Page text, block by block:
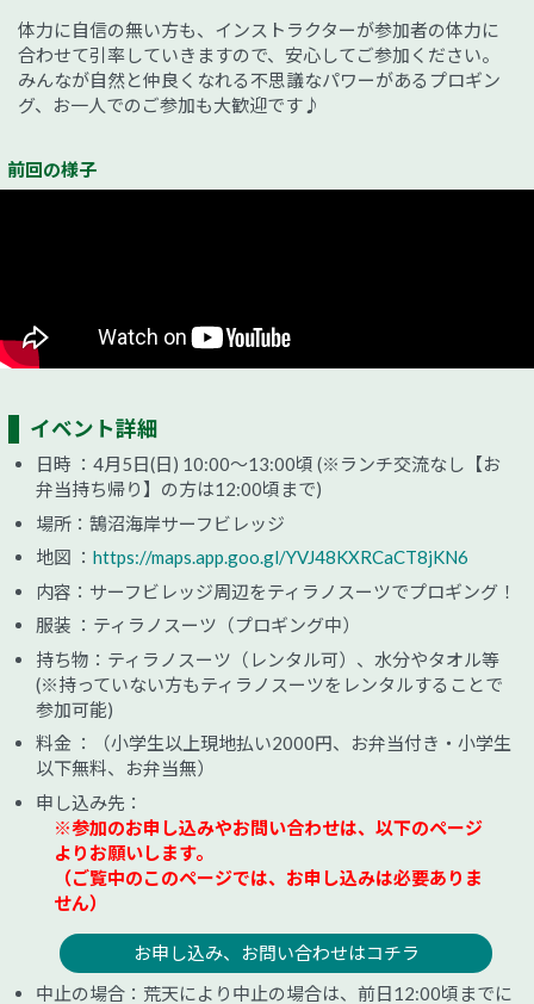
体力に自信の無い方も、インストラクターが参加者の体力に
合わせて引率していきますので、安心してご参加ください。
みんなが自然と仲良くなれる不思議なパワーがあるプロギン
グ、お一人でのご参加も大歓迎です♪
前回の様子
イベント詳細
日時 ：4月5日(日) 10:00～13:00頃 (※ランチ交流なし【お
弁当持ち帰り】の方は12:00頃まで)
場所：鵠沼海岸サーフビレッジ
地図 ： https://maps.app.goo.gl/YVJ48KXRCaCT8jKN6
内容：サーフビレッジ周辺をティラノスーツでプロギング！
服装 ：ティラノスーツ（プロギング中）
持ち物：ティラノスーツ（レンタル可）、水分やタオル等
(※持っていない方もティラノスーツをレンタルすることで
参加可能)
料金 ：（小学生以上現地払い2000円、お弁当付き・小学生
以下無料、お弁当無）
申し込み先：
※参加のお申し込みやお問い合わせは、以下のページ
よりお願いします。
（ご覧中のこのページでは、お申し込みは必要ありま
せん）
お申し込み、お問い合わせはコチラ
中止の場合：荒天により中止の場合は、前日12:00頃までに